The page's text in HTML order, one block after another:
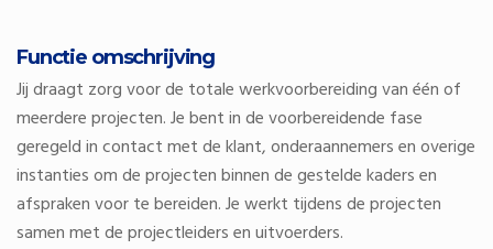
Functie omschrijving
Jij draagt zorg voor de totale werkvoorbereiding van één of
meerdere projecten. Je bent in de voorbereidende fase
geregeld in contact met de klant, onderaannemers en overige
instanties om de projecten binnen de gestelde kaders en
afspraken voor te bereiden. Je werkt tijdens de projecten
samen met de projectleiders en uitvoerders.